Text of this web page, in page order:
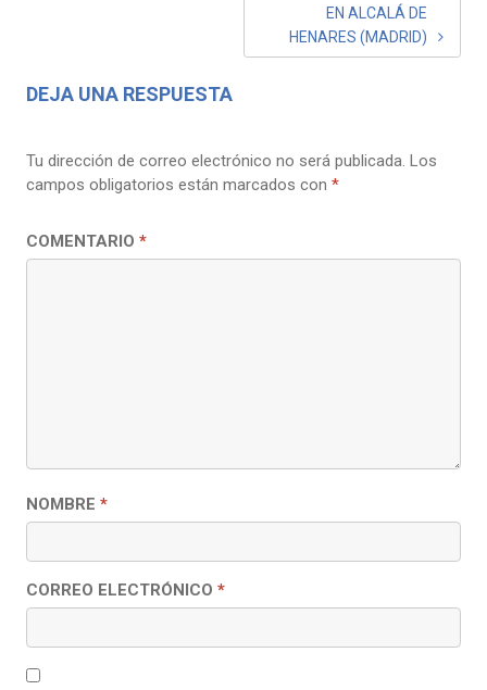
EN ALCALÁ DE
HENARES (MADRID)
DEJA UNA RESPUESTA
Tu dirección de correo electrónico no será publicada. Los
campos obligatorios están marcados con *
COMENTARIO *
NOMBRE *
CORREO ELECTRÓNICO *